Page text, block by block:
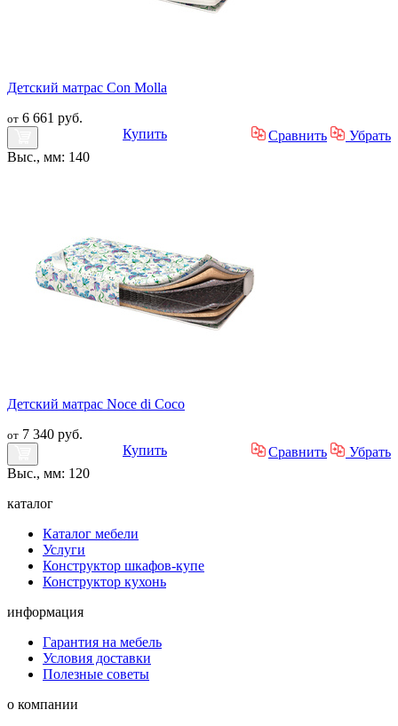
Детский матрас Con Molla
от 6 661 руб.
Купить
Сравнить
Убрать
Выс., мм: 140
Детский матрас Noce di Coco
от 7 340 руб.
Купить
Сравнить
Убрать
Выс., мм: 120
каталог
Каталог мебели
Услуги
Конструктор шкафов-купе
Конструктор кухонь
информация
Гарантия на мебель
Условия доставки
Полезные советы
о компании